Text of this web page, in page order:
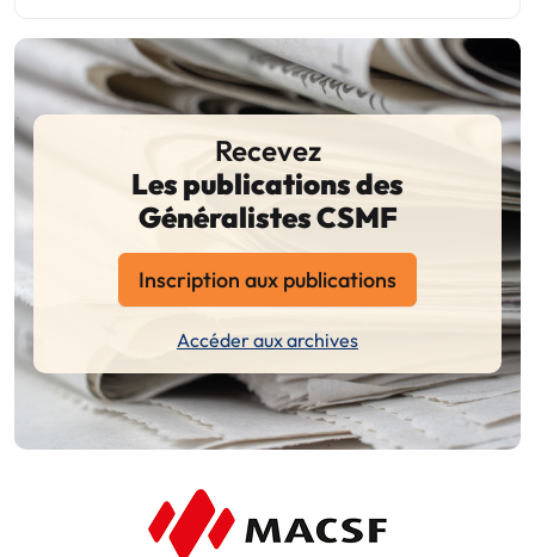
Recevez
Les publications des
Généralistes CSMF
Inscription aux publications
Accéder aux archives